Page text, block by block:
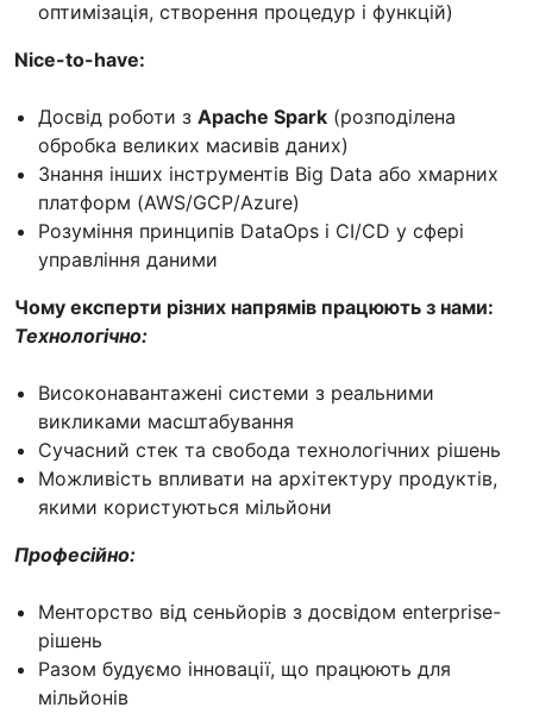
оптимізація, створення процедур і функцій)
Nice-to-have:
Досвід роботи з Apache Spark (розподілена
обробка великих масивів даних)
Знання інших інструментів Big Data або хмарних
платформ (AWS/GCP/Azure)
Розуміння принципів DataOps і CI/CD у сфері
управління даними
Чому експерти різних напрямів працюють з нами:
Технологічно:
Високонавантажені системи з реальними
викликами масштабування
Сучасний стек та свобода технологічних рішень
Можливість впливати на архітектуру продуктів,
якими користуються мільйони
Професійно:
Менторство від сеньйорів з досвідом enterprise-
рішень
Разом будуємо інновації, що працюють для
мільйонів